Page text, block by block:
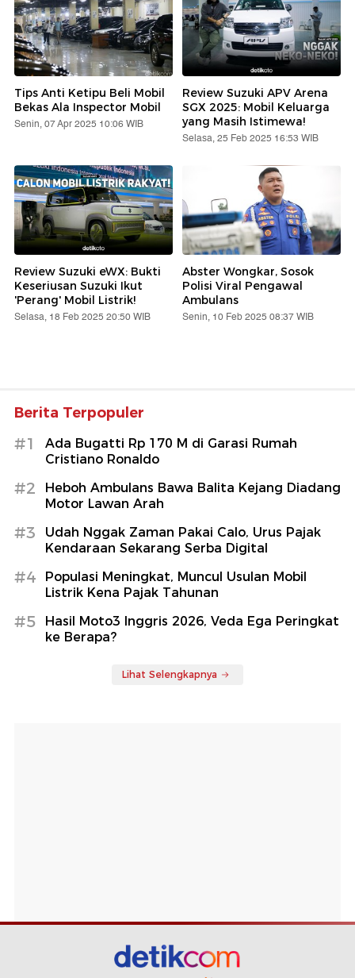
Tips Anti Ketipu Beli Mobil
Bekas Ala Inspector Mobil
Senin, 07 Apr 2025 10:06 WIB
Review Suzuki APV Arena
SGX 2025: Mobil Keluarga
yang Masih Istimewa!
Selasa, 25 Feb 2025 16:53 WIB
Review Suzuki eWX: Bukti
Keseriusan Suzuki Ikut
'Perang' Mobil Listrik!
Selasa, 18 Feb 2025 20:50 WIB
Abster Wongkar, Sosok
Polisi Viral Pengawal
Ambulans
Senin, 10 Feb 2025 08:37 WIB
Berita Terpopuler
#1
Ada Bugatti Rp 170 M di Garasi Rumah
Cristiano Ronaldo
#2
Heboh Ambulans Bawa Balita Kejang Diadang
Motor Lawan Arah
#3
Udah Nggak Zaman Pakai Calo, Urus Pajak
Kendaraan Sekarang Serba Digital
#4
Populasi Meningkat, Muncul Usulan Mobil
Listrik Kena Pajak Tahunan
#5
Hasil Moto3 Inggris 2026, Veda Ega Peringkat
ke Berapa?
Lihat Selengkapnya